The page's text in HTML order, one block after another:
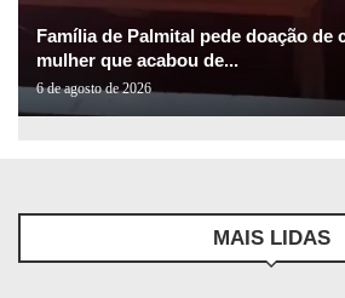
Família de Palmital pede doação de
mulher que acabou de...
6 de agosto de 2026
MAIS LIDAS